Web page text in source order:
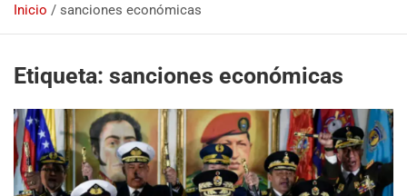
Inicio sanciones económicas
Etiqueta: sanciones económicas